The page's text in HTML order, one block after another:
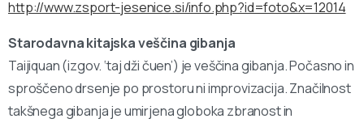
http://www.zsport-jesenice.si/info.php?id=foto&x=12014
Starodavna kitajska veščina gibanja
Taijiquan (izgov. ‘taj dži čuen’) je veščina gibanja. Počasno in
sproščeno drsenje po prostoru ni improvizacija. Značilnost
takšnega gibanja je umirjena globoka zbranost in